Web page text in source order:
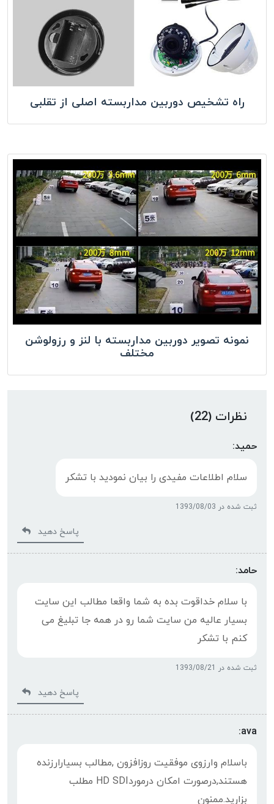
راه تشخیص دوربین مداربسته اصلی از تقلبی
نمونه تصویر دوربین مداربسته با لنز و رزولوشن
مختلف
نظرات (22)
حمید:
سلام اطلاعات مفیدی را بیان نمودید با تشکر
ثبت شده در 1393/08/03
پاسخ دهید
حامد:
با سلام خداقوت بده به شما واقعا مطالب این سایت
بسیار عالیه من سایت شما رو در همه جا تبلیغ می
کنم با تشکر
ثبت شده در 1393/08/21
پاسخ دهید
ava:
باسلام وارزوى موفقيت روزافزون ,مطالب بسيارارزنده
هستند,درصورت امکان درموردHD SDI مطلب
بزاريد.ممنون